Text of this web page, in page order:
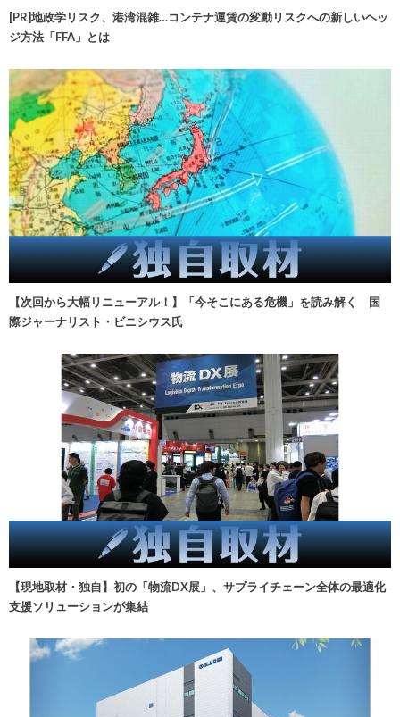
[PR]地政学リスク、港湾混雑…コンテナ運賃の変動リスクへの新しいヘッ
ジ方法「FFA」とは
【次回から大幅リニューアル！】「今そこにある危機」を読み解く 国
際ジャーナリスト・ビニシウス氏
【現地取材・独自】初の「物流DX展」、サプライチェーン全体の最適化
支援ソリューションが集結